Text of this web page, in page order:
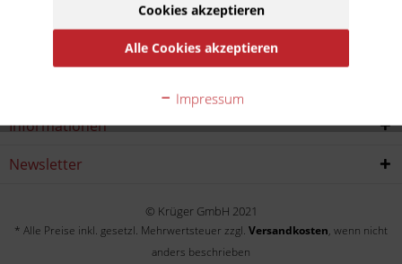
Informationen
Newsletter
© Krüger GmbH 2021
* Alle Preise inkl. gesetzl. Mehrwertsteuer zzgl. Versandkosten, wenn nicht
anders beschrieben
Cookies akzeptieren
Alle Cookies akzeptieren
Impressum